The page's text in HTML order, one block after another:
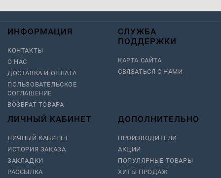
ИНФОРМАЦИЯ
КОНТАКТЫ
О НАС
ДОСТАВКА И ОПЛАТА
ПОЛЬЗОВАТЕЛЬСКОЕ
СОГЛАШЕНИЕ
ВОЗВРАТ ТОВАРА
СЛУЖБА
ПОДДЕРЖКИ
КАРТА САЙТА
СВЯЗАТЬСЯ С НАМИ
ЛИЧНЫЙ КАБИНЕТ
ЛИЧНЫЙ КАБИНЕТ
ИСТОРИЯ ЗАКАЗА
ЗАКЛАДКИ
РАССЫЛКА
ДОПОЛНИТЕЛЬНО
ПРОИЗВОДИТЕЛИ
АКЦИИ
ПОПУЛЯРНЫЕ ТОВАРЫ
ХИТЫ ПРОДАЖ